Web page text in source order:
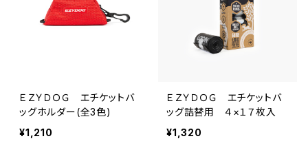
ＥＺＹＤＯＧ エチケットバ
ッグホルダー(全3色)
¥1,210
ＥＺＹＤＯＧ エチケットバ
ッグ詰替用 ４×１７枚入
¥1,320